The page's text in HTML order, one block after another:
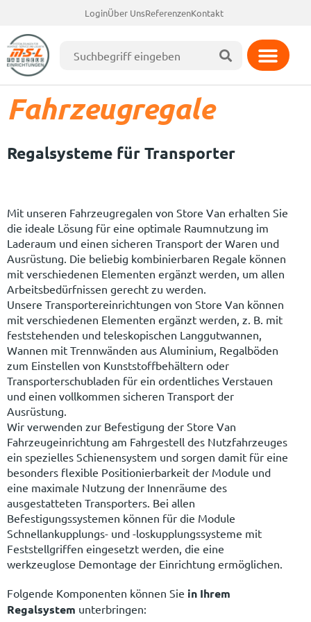
LoginÜber UnsReferenzenKontakt
Fahrzeugregale
Regalsysteme für Transporter
Mit unseren Fahrzeugregalen von Store Van erhalten Sie
die ideale Lösung für eine optimale Raumnutzung im
Laderaum und einen sicheren Transport der Waren und
Ausrüstung. Die beliebig kombinierbaren Regale können
mit verschiedenen Elementen ergänzt werden, um allen
Arbeitsbedürfnissen gerecht zu werden.
Unsere Transportereinrichtungen von Store Van können
mit verschiedenen Elementen ergänzt werden, z. B. mit
feststehenden und teleskopischen Langgutwannen,
Wannen mit Trennwänden aus Aluminium, Regalböden
zum Einstellen von Kunststoffbehältern oder
Transporterschubladen für ein ordentliches Verstauen
und einen vollkommen sicheren Transport der
Ausrüstung.
Wir verwenden zur Befestigung der Store Van
Fahrzeugeinrichtung am Fahrgestell des Nutzfahrzeuges
ein spezielles Schienensystem und sorgen damit für eine
besonders flexible Positionierbarkeit der Module und
eine maximale Nutzung der Innenräume des
ausgestatteten Transporters. Bei allen
Befestigungssystemen können für die Module
Schnellankupplungs- und -loskupplungssysteme mit
Feststellgriffen eingesetzt werden, die eine
werkzeuglose Demontage der Einrichtung ermöglichen.
Folgende Komponenten können Sie in Ihrem
Regalsystem unterbringen:
Schubladen unterteilbar mit